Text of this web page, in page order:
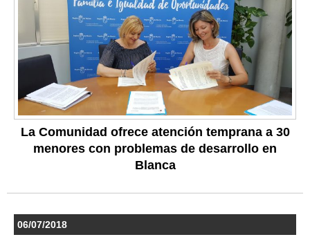
La Comunidad ofrece atención temprana a 30
menores con problemas de desarrollo en
Blanca
06/07/2018